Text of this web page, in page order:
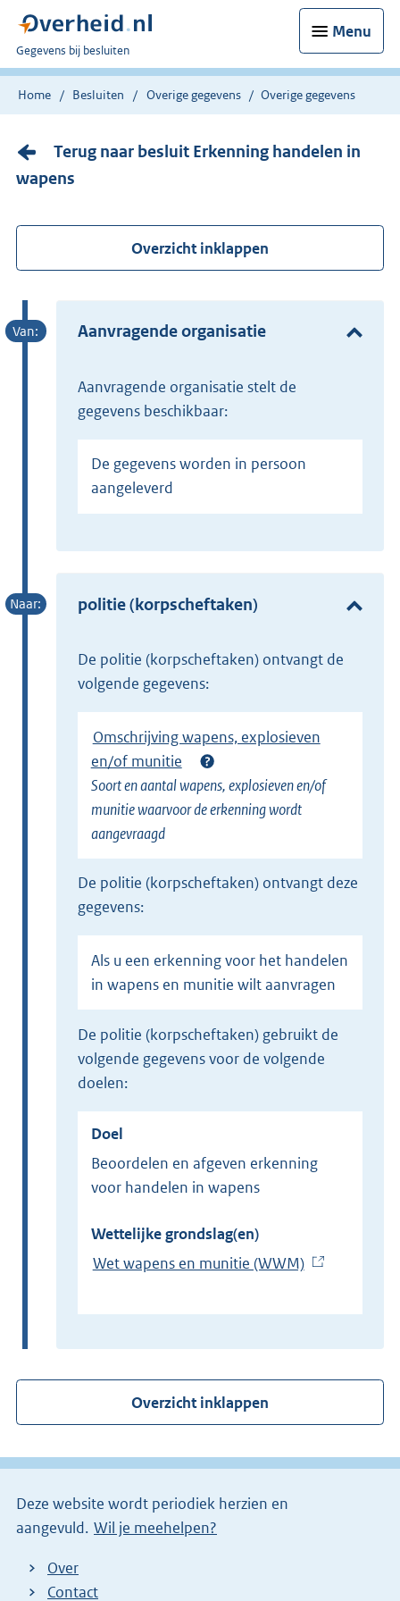
Menu
U
bent
nu
Gegevens bij besluiten
Home Besluiten Overige gegevens Overige gegevens
Terug naar besluit Erkenning handelen in
wapens
Overzicht inklappen
Aanvragende organisatie
Aanvragende organisatie stelt de
gegevens beschikbaar:
De gegevens worden in persoon
aangeleverd
politie (korpscheftaken)
de politie (korpscheftaken) ontvangt de
volgende gegevens:
Omschrijving wapens, explosieven
en/of munitie
Soort en aantal wapens, explosieven en/of
munitie waarvoor de erkenning wordt
aangevraagd
de politie (korpscheftaken) ontvangt deze
gegevens:
Als u een erkenning voor het handelen
in wapens en munitie wilt aanvragen
de politie (korpscheftaken) gebruikt de
volgende gegevens voor de volgende
doelen:
Doel
Beoordelen en afgeven erkenning
voor handelen in wapens
Wettelijke grondslag(en)
Wet wapens en munitie (WWM)(
x
r
l
Overzicht inklappen
Deze website wordt periodiek herzien en
aangevuld. Wil je meehelpen?
Over
Contact